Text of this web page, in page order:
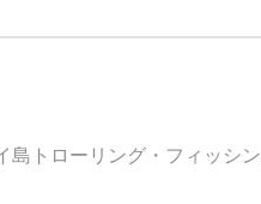
島トローリング・フィッシ